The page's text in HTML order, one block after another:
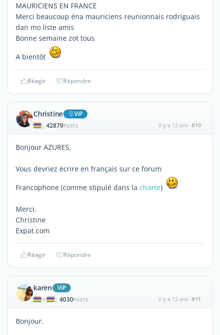
MAURICIENS EN FRANCE
Merci beaucoup éna mauriciens reunionnais rodriguais
dan mo liste amis
Bonne semaine zot tous
A bientôt
Réagir Répondre
Christine ViP
| 42879POSTS il y a 12 ans #10
Bonjour AZURES,
Vous devriez écrire en français sur ce forum
Francophone (comme stipulé dans la charte)
Merci,
Christine
Expat.com
Réagir Répondre
karen ViP
| 4030POSTS il y a 12 ans #11
Bonjour.